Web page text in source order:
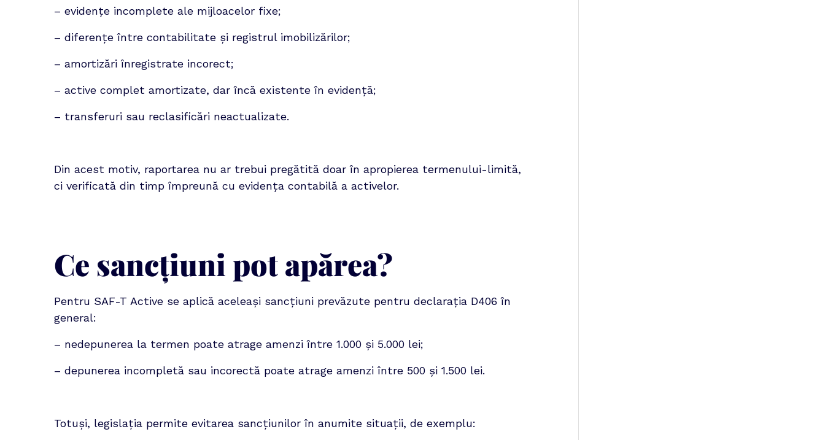
– evidențe incomplete ale mijloacelor fixe;
– diferențe între contabilitate și registrul imobilizărilor;
– amortizări înregistrate incorect;
– active complet amortizate, dar încă existente în evidență;
– transferuri sau reclasificări neactualizate.
Din acest motiv, raportarea nu ar trebui pregătită doar în apropierea termenului-limită,
ci verificată din timp împreună cu evidența contabilă a activelor.
Ce sancțiuni pot apărea?
Pentru SAF-T Active se aplică aceleași sancțiuni prevăzute pentru declarația D406 în
general:
– nedepunerea la termen poate atrage amenzi între 1.000 și 5.000 lei;
– depunerea incompletă sau incorectă poate atrage amenzi între 500 și 1.500 lei.
Totuși, legislația permite evitarea sancțiunilor în anumite situații, de exemplu: